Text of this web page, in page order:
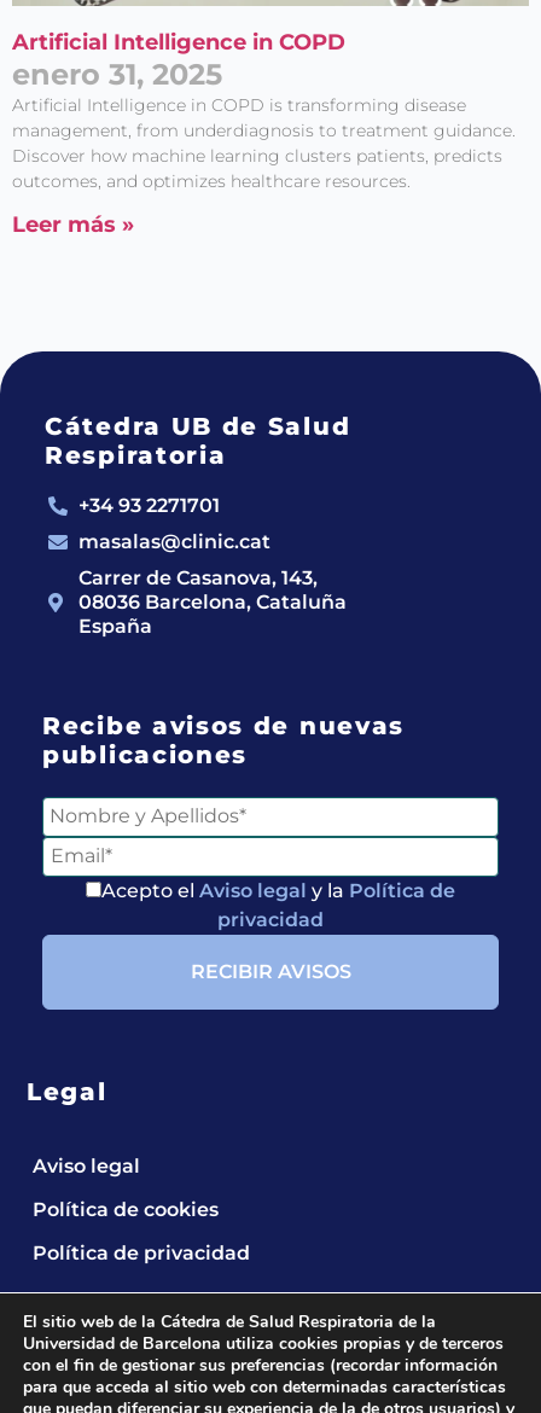
Artificial Intelligence in COPD
enero 31, 2025
Artificial Intelligence in COPD is transforming disease
management, from underdiagnosis to treatment guidance.
Discover how machine learning clusters patients, predicts
outcomes, and optimizes healthcare resources.
Leer más »
Cátedra UB de Salud
Respiratoria
+34 93 2271701
masalas@clinic.cat
Carrer de Casanova, 143,
08036 Barcelona, Cataluña
España
Recibe avisos de nuevas
publicaciones
Acepto el Aviso legal y la Política de
privacidad
Legal
Aviso legal
Política de cookies
Política de privacidad
El sitio web de la Cátedra de Salud Respiratoria de la
Universidad de Barcelona utiliza cookies propias y de terceros
con el fin de gestionar sus preferencias (recordar información
para que acceda al sitio web con determinadas características